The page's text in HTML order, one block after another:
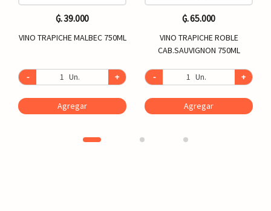
₲. 39.000
VINO TRAPICHE MALBEC 750ML
- Un. +
Agregar
₲. 65.000
VINO TRAPICHE ROBLE
CAB.SAUVIGNON 750ML
- Un. +
Agregar